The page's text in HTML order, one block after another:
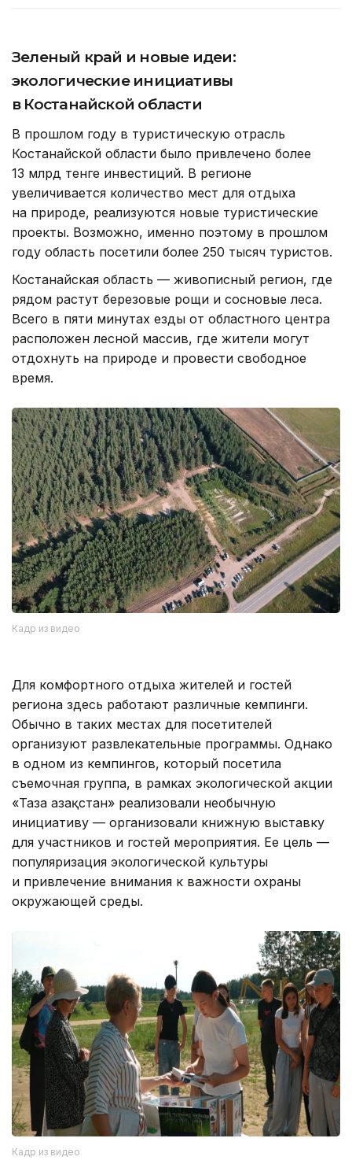
Зеленый край и новые идеи:
экологические инициативы
в Костанайской области
В прошлом году в туристическую отрасль
Костанайской области было привлечено более
13 млрд тенге инвестиций. В регионе
увеличивается количество мест для отдыха
на природе, реализуются новые туристические
проекты. Возможно, именно поэтому в прошлом
году область посетили более 250 тысяч туристов.
Костанайская область — живописный регион, где
рядом растут березовые рощи и сосновые леса.
Всего в пяти минутах езды от областного центра
расположен лесной массив, где жители могут
отдохнуть на природе и провести свободное
время.
Кадр из видео
Для комфортного отдыха жителей и гостей
региона здесь работают различные кемпинги.
Обычно в таких местах для посетителей
организуют развлекательные программы. Однако
в одном из кемпингов, который посетила
съемочная группа, в рамках экологической акции
«Таза Қазақстан» реализовали необычную
инициативу — организовали книжную выставку
для участников и гостей мероприятия. Ее цель —
популяризация экологической культуры
и привлечение внимания к важности охраны
окружающей среды.
Кадр из видео